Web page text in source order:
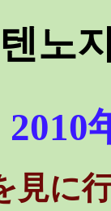
노
2010
見に